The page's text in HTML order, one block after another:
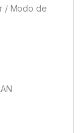
/ Modo de